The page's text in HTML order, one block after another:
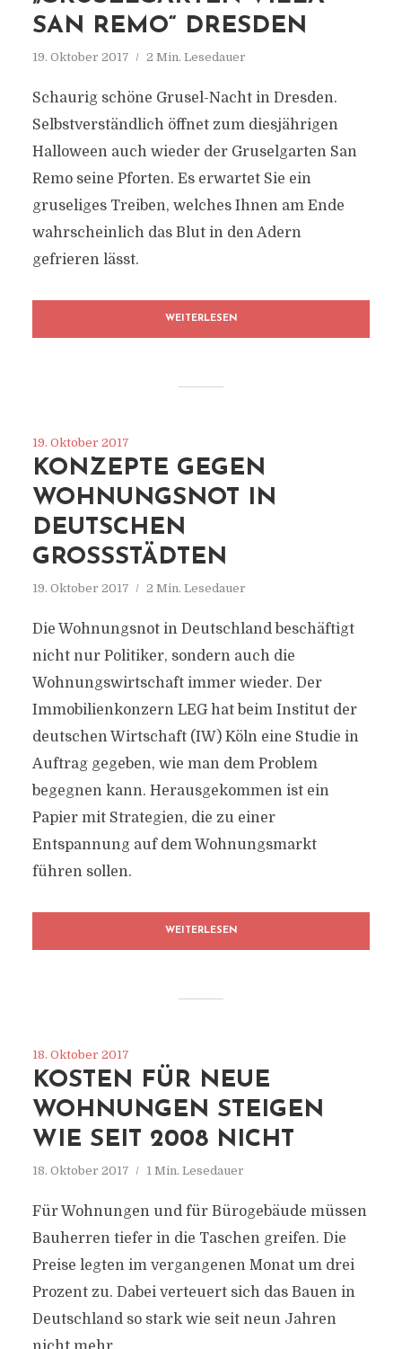
SAN REMO“ DRESDEN
19. Oktober 2017 2 Min. Lesedauer
Schaurig schöne Grusel-Nacht in Dresden.
Selbstverständlich öffnet zum diesjährigen
Halloween auch wieder der Gruselgarten San
Remo seine Pforten. Es erwartet Sie ein
gruseliges Treiben, welches Ihnen am Ende
wahrscheinlich das Blut in den Adern
gefrieren lässt.
WEITERLESEN
19. Oktober 2017
KONZEPTE GEGEN
WOHNUNGSNOT IN
DEUTSCHEN
GROSSSTÄDTEN
19. Oktober 2017 2 Min. Lesedauer
Die Wohnungsnot in Deutschland beschäftigt
nicht nur Politiker, sondern auch die
Wohnungswirtschaft immer wieder. Der
Immobilienkonzern LEG hat beim Institut der
deutschen Wirtschaft (IW) Köln eine Studie in
Auftrag gegeben, wie man dem Problem
begegnen kann. Herausgekommen ist ein
Papier mit Strategien, die zu einer
Entspannung auf dem Wohnungsmarkt
führen sollen.
WEITERLESEN
18. Oktober 2017
KOSTEN FÜR NEUE
WOHNUNGEN STEIGEN
WIE SEIT 2008 NICHT
18. Oktober 2017 1 Min. Lesedauer
Für Wohnungen und für Bürogebäude müssen
Bauherren tiefer in die Taschen greifen. Die
Preise legten im vergangenen Monat um drei
Prozent zu. Dabei verteuert sich das Bauen in
Deutschland so stark wie seit neun Jahren